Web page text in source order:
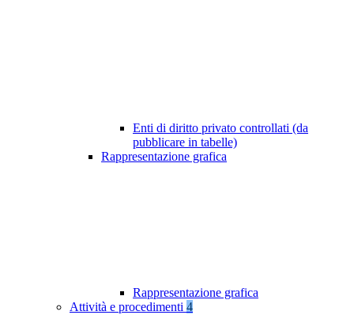
Enti di diritto privato controllati (da
pubblicare in tabelle)
Rappresentazione grafica
Rappresentazione grafica
Attività e procedimenti 4